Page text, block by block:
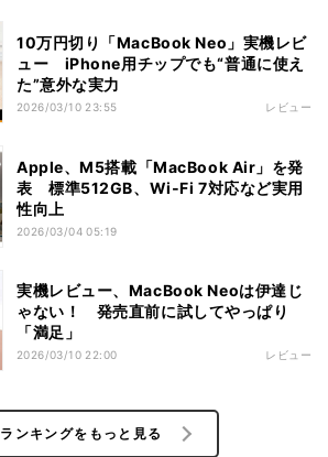
10万円切り「MacBook Neo」実機レビ
ュー iPhone用チップでも“普通に使え
た”意外な実力
2026/03/10 23:55 レビュー
Apple、M5搭載「MacBook Air」を発
表 標準512GB、Wi‑Fi 7対応など実用
性向上
2026/03/04 05:19
実機レビュー、MacBook Neoは伊達じ
ゃない！ 発売直前に試してやっぱり
「満足」
2026/03/10 22:00 レビュー
ランキングをもっと見る